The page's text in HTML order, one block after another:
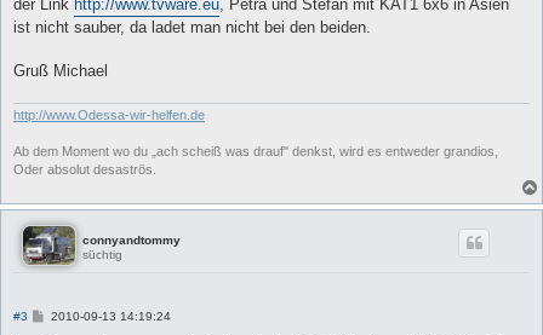
der Link http://www.tvware.eu , Petra und Stefan mit KAT1 6x6 in Asien
ist nicht sauber, da ladet man nicht bei den beiden.
Gruß Michael
http://www.Odessa-wir-helfen.de
Ab dem Moment wo du „ach scheiß was drauf" denkst, wird es entweder grandios,
Oder absolut desaströs.
connyandtommy
süchtig
#3
B2010-09-13 14:19:24